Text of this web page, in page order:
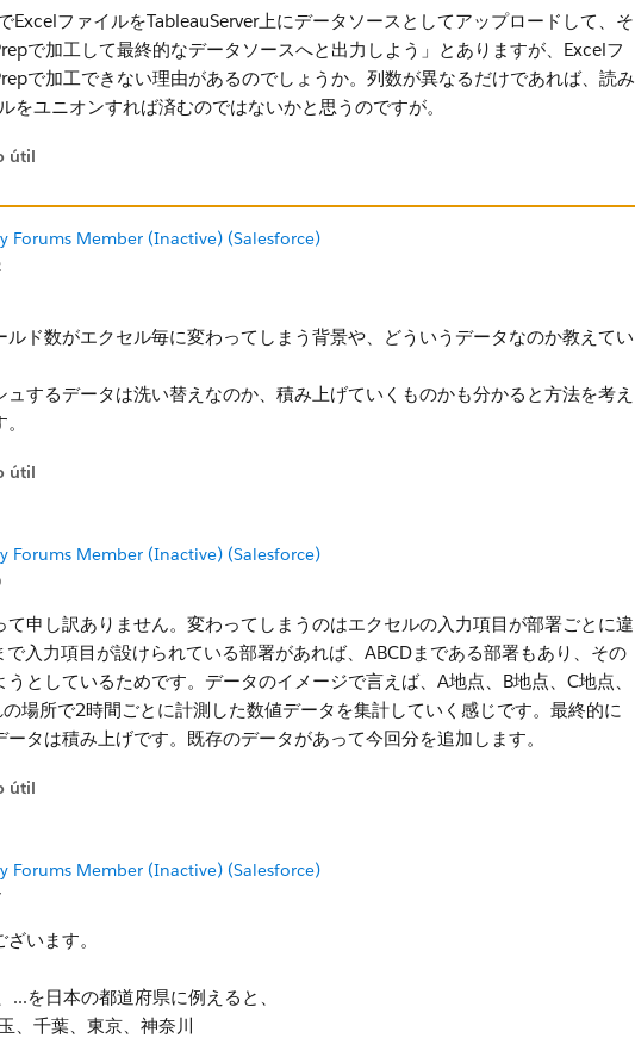
ExcelファイルをTableauServer上にデータソースとしてアップロードして、そ
で加工して最終的なデータソースへと出力しよう」とありますが、Excelフ
で加工できない理由があるのでしょうか。列数が異なるだけであれば、読み
をユニオンすれば済むのではないかと思うのですが。
útil
Forums Member (Inactive) (Salesforce)
ルド数がエクセル毎に変わってしまう背景や、どういうデータなのか教えてい
するデータは洗い替えなのか、積み上げていくものかも​分かると方法を考え
útil
Forums Member (Inactive) (Salesforce)
て申し訳ありません。変わってしまうのはエクセルの入力項目が部署ごとに違
で入力項目が設けられている部署があれば、ABCDまである部署もあり、その
うとしているためです。データのイメージで言えば、A地点、B地点、C地点、
の場所で2時間ごとに計測した数値データを集計していく感じです。最終的に
タは積み上げです。既存のデータがあって今回分を追加します。
útil
Forums Member (Inactive) (Salesforce)
います。
...を日本の都道府県に例えると、
、千葉、東京、神奈川